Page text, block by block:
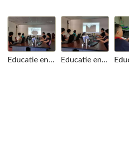
Educatie en training Educatie en training